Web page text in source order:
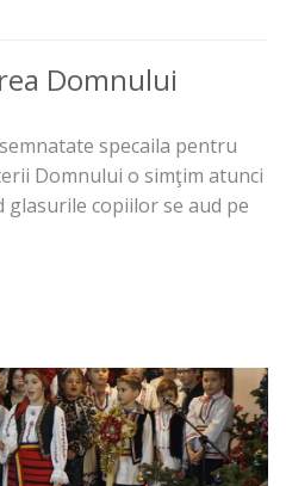
Domnului
specaila pentru
Domnului o simţim atunci
glasurile copiilor se aud pe